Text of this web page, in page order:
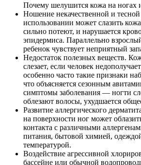
Почему шелушится кожа на ногах
Ношение некачественной и
использовании может слазить
сильно потеют, и нарушается
эпидермиса. Параллельно
ребенок чувствует неприятный
Недостаток полезных веществ.
слезает, если человек
особенно часто такие признаки
что объясняется сезонным
симптомы заболевания — ногти
облезают волосы, ухудшается
Развитие аллергического
на поверхности ног может
контакта с различными
питания, бытовой химией,
температурой.
Воздействие агрессивной
бассейне или обычной